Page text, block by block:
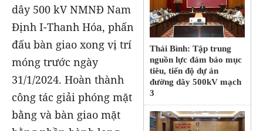
Thái Bình: Tập trung
nguồn lực đảm bảo mục
tiêu, tiến độ dự án
đường dây 500kV mạch
3
dây 500 kV NMNĐ Nam
Định I-Thanh Hóa, phấn
đấu bàn giao xong vị trí
móng trước ngày
31/1/2024. Hoàn thành
công tác giải phóng mặt
bằng và bàn giao mặt